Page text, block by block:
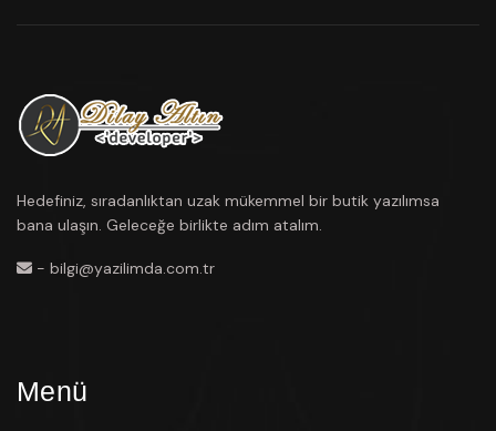
Hedefiniz, sıradanlıktan uzak mükemmel bir butik yazılımsa
bana ulaşın. Geleceğe birlikte adım atalım.
- bilgi@yazilimda.com.tr
Menü